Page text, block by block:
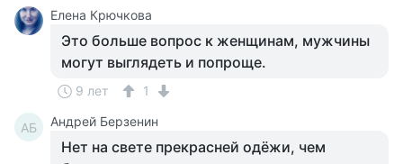
Елена Крючкова
Это больше вопрос к женщинам, мужчины
могут выглядеть и попроще.
9 лет 1
АБ Андрей Берзенин
Нет на свете прекрасней одёжи, чем